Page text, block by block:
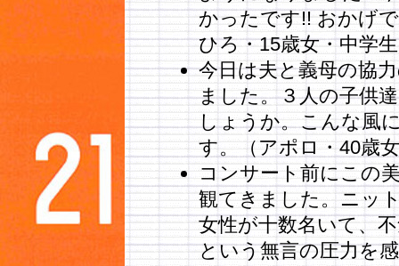
かったです!! おかげ
ひろ・15歳女・中学
今日は夫と義母の協
ました。３人の子供
しょうか。こんな風
す。（アポロ・40歳
コンサート前にこの
観てきました。ニッ
女性が十数名いて、
という無言の圧力を